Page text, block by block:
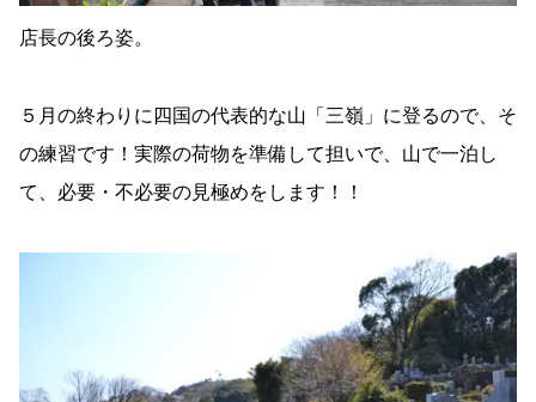
店長の後ろ姿。
５月の終わりに四国の代表的な山「三嶺」に登るので、そ
の練習です！実際の荷物を準備して担いで、山で一泊し
て、必要・不必要の見極めをします！！